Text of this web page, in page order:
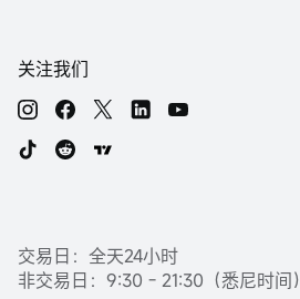
关注我们
交易日：全天24小时
非交易日：9:30 - 21:30（悉尼时间）